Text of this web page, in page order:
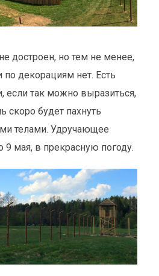
достроен, но тем не менее,
декорациям нет. Есть
если так можно выразиться,
скоро будет пахнуть
телами. Удручающее
9 мая, в прекрасную погоду.